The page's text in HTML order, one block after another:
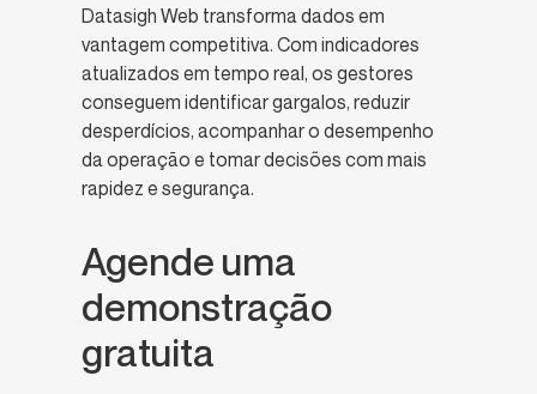
Datasigh Web transforma dados em
vantagem competitiva. Com indicadores
atualizados em tempo real, os gestores
conseguem identificar gargalos, reduzir
desperdícios, acompanhar o desempenho
da operação e tomar decisões com mais
rapidez e segurança.
Agende uma
demonstração
gratuita